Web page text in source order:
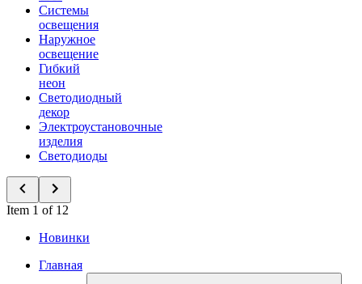
Системы
освещения
Наружное
освещение
Гибкий
неон
Светодиодный
декор
Электроустановочные
изделия
Светодиоды
Item 1 of 12
Новинки
Главная